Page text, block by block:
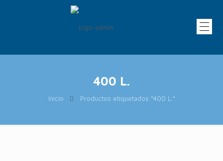
400 L.
Inicio Productos etiquetados “400 L.”